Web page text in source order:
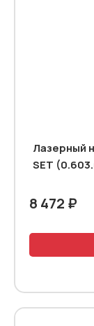
Лазерный
SET
8 472 ₽